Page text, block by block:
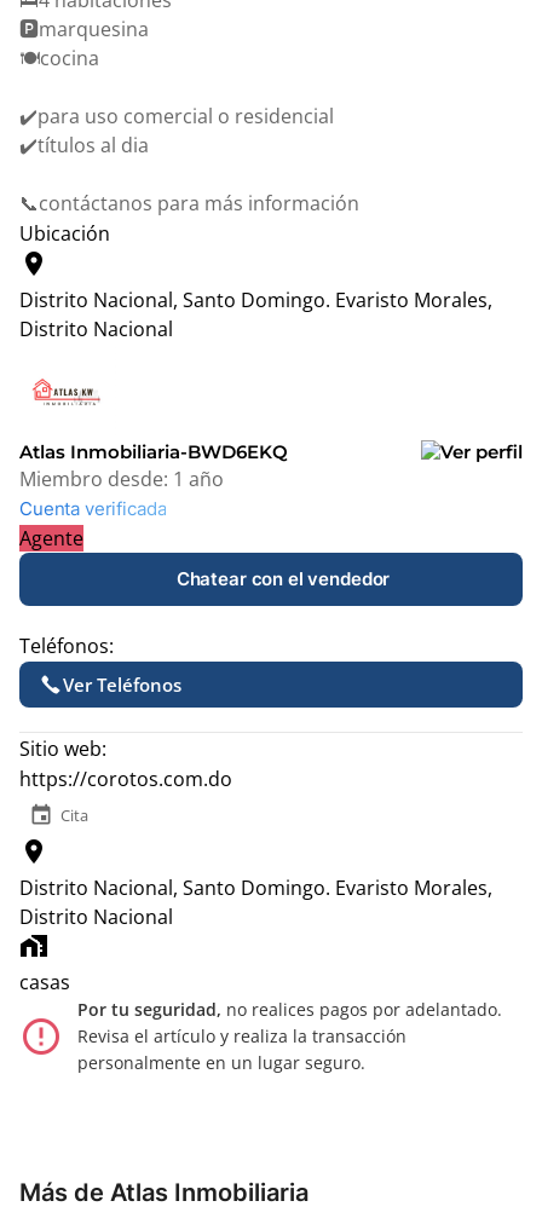
🅿️marquesina
🍽️cocina
✔️para uso comercial o residencial
✔️títulos al dia
📞contáctanos para más información
Ubicación
location_on
Distrito Nacional, Santo Domingo. Evaristo Morales,
Distrito Nacional
+
−
Atlas Inmobiliaria-BWD6EKQ
Miembro desde: 1 año
Cuenta verificada
Agente
Chatear con el vendedor
Teléfonos:
Ver Teléfonos
Sitio web:
https://corotos.com.do
event Cita
location_on
Distrito Nacional, Santo Domingo. Evaristo Morales,
Distrito Nacional
home_work
casas
error_outline
Por tu seguridad, no realices pagos por adelantado.
Revisa el artículo y realiza la transacción
personalmente en un lugar seguro.
Más de Atlas Inmobiliaria